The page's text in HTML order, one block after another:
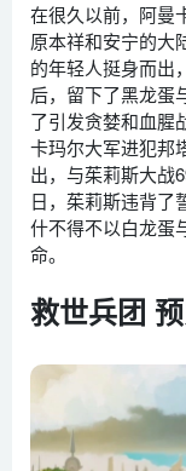
在很久以前，阿曼
原本祥和安宁的大
的年轻人挺身而出
后，留下了黑龙蛋
了引发贪婪和血腥
卡玛尔大军进犯邦
出，与茱莉斯大战
日，茱莉斯违背了
什不得不以白龙蛋
命。
救世兵团